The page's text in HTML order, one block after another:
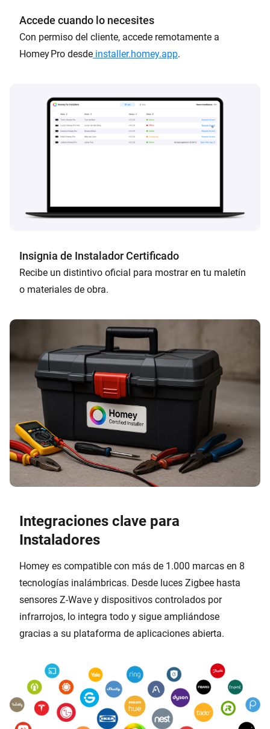
Accede cuando lo necesites
Con permiso del cliente, accede remotamente a
Homey Pro desde installer.homey.app.
Insignia de Instalador Certificado
Recibe un distintivo oficial para mostrar en tu maletín
o materiales de obra.
Integraciones clave para
Instaladores
Homey es compatible con más de 1.000 marcas en 8
tecnologías inalámbricas. Desde luces Zigbee hasta
sensores Z-Wave y dispositivos controlados por
infrarrojos, lo integra todo y sigue ampliándose
gracias a su plataforma de aplicaciones abierta.